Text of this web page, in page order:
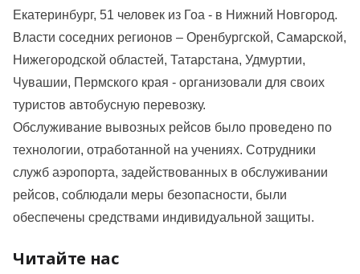
Екатеринбург, 51 человек из Гоа - в Нижний Новгород.
Власти соседних регионов – Оренбургской, Самарской,
Нижегородской областей, Татарстана, Удмуртии,
Чувашии, Пермского края - организовали для своих
туристов автобусную перевозку.
Обслуживание вывозных рейсов было проведено по
технологии, отработанной на учениях. Сотрудники
служб аэропорта, задействованных в обслуживании
рейсов, соблюдали меры безопасности, были
обеспечены средствами индивидуальной защиты.
Читайте нас